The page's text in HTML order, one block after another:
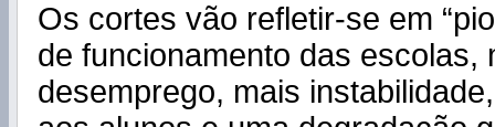
Os cortes vão refletir-se em
de funcionamento das escolas,
desemprego, mais